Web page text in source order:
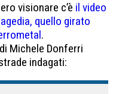
visionare c’è il video
quello girato
.
Michele Donferri
indagati: